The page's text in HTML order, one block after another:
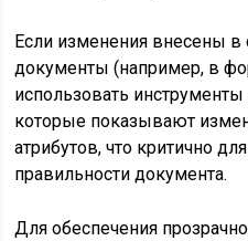
Если изменения внесены в
документы (например, в
использовать
которые показывают
атрибутов, что критично
правильности документа.
Для обеспечения